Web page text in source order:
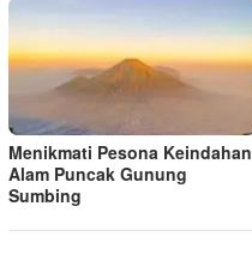
Menikmati Pesona Keindahan
Alam Puncak Gunung
Sumbing